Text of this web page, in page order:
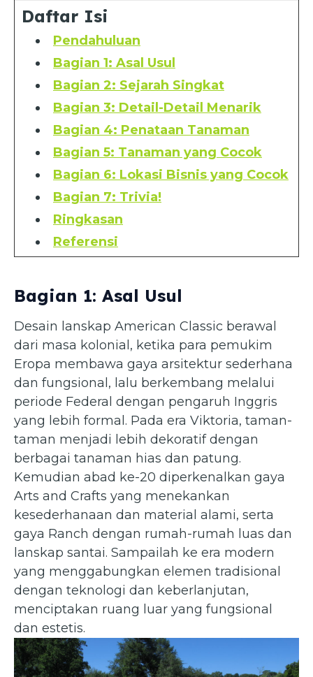
Daftar Isi
Pendahuluan
Bagian 1: Asal Usul
Bagian 2: Sejarah Singkat
Bagian 3: Detail-Detail Menarik
Bagian 4: Penataan Tanaman
Bagian 5: Tanaman yang Cocok
Bagian 6: Lokasi Bisnis yang Cocok
Bagian 7: Trivia!
Ringkasan
Referensi
Bagian 1: Asal Usul
Desain lanskap American Classic berawal
dari masa kolonial, ketika para pemukim
Eropa membawa gaya arsitektur sederhana
dan fungsional, lalu berkembang melalui
periode Federal dengan pengaruh Inggris
yang lebih formal. Pada era Viktoria, taman-
taman menjadi lebih dekoratif dengan
berbagai tanaman hias dan patung.
Kemudian abad ke-20 diperkenalkan gaya
Arts and Crafts yang menekankan
kesederhanaan dan material alami, serta
gaya Ranch dengan rumah-rumah luas dan
lanskap santai. Sampailah ke era modern
yang menggabungkan elemen tradisional
dengan teknologi dan keberlanjutan,
menciptakan ruang luar yang fungsional
dan estetis.